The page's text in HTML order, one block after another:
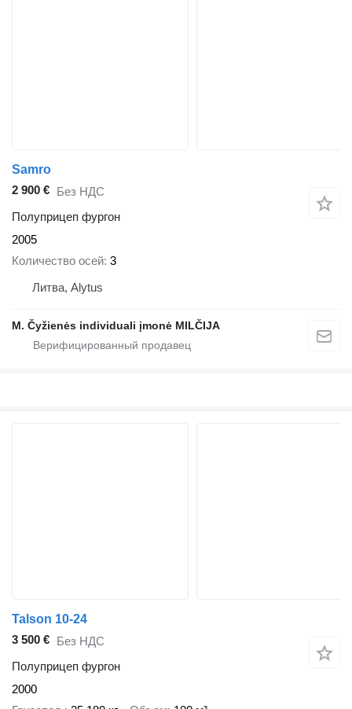
Samro
2 900 € Без НДС
Полуприцеп фургон
2005
Количество осей 3
Литва, Alytus
M. Čyžienės individuali įmonė MILČIJA
Talson 10-24
3 500 € Без НДС
Полуприцеп фургон
2000